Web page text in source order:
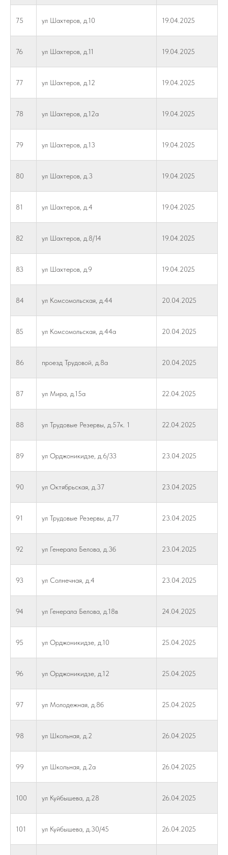
75 ул Шахтеров, д.10 19.04.2025
76 ул Шахтеров, д.11 19.04.2025
77 ул Шахтеров, д.12 19.04.2025
78 ул Шахтеров, д.12а 19.04.2025
79 ул Шахтеров, д.13 19.04.2025
80 ул Шахтеров, д.3 19.04.2025
81 ул Шахтеров, д.4 19.04.2025
82 ул Шахтеров, д.8/14 19.04.2025
83 ул Шахтеров, д.9 19.04.2025
84 ул Комсомольская, д.44 20.04.2025
85 ул Комсомольская, д.44а 20.04.2025
86 проезд Трудовой, д.8а 20.04.2025
87 ул Мира, д.15а 22.04.2025
88 ул Трудовые Резервы, д.57к. 1 22.04.2025
89 ул Орджоникидзе, д.6/33 23.04.2025
90 ул Октябрьская, д.37 23.04.2025
91 ул Трудовые Резервы, д.77 23.04.2025
92 ул Генерала Белова, д.3б 23.04.2025
93 ул Солнечная, д.4 23.04.2025
94 ул Генерала Белова, д.18в 24.04.2025
95 ул Орджоникидзе, д.10 25.04.2025
96 ул Орджоникидзе, д.12 25.04.2025
97 ул Молодежная, д.8б 25.04.2025
98 ул Школьная, д.2 26.04.2025
99 ул Школьная, д.2а 26.04.2025
100 ул Куйбышева, д.28 26.04.2025
101 ул Куйбышева, д.30/45 26.04.2025